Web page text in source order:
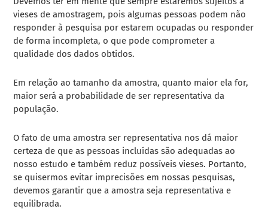
vieses de amostragem, pois algumas pessoas podem não
responder à pesquisa por estarem ocupadas ou responder
de forma incompleta, o que pode comprometer a
qualidade dos dados obtidos.
Em relação ao tamanho da amostra, quanto maior ela for,
maior será a probabilidade de ser representativa da
população.
O fato de uma amostra ser representativa nos dá maior
certeza de que as pessoas incluídas são adequadas ao
nosso estudo e também reduz possíveis vieses. Portanto,
se quisermos evitar imprecisões em nossas pesquisas,
devemos garantir que a amostra seja representativa e
equilibrada.